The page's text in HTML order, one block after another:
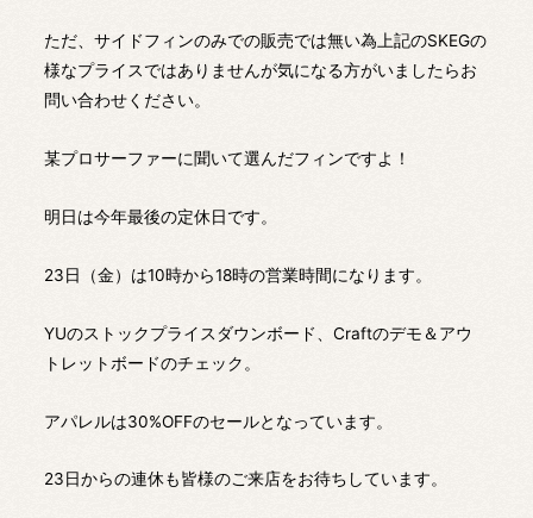
ただ、サイドフィンのみでの販売では無い為上記のSKEGの
様なプライスではありませんが気になる方がいましたらお
問い合わせください。
某プロサーファーに聞いて選んだフィンですよ！
明日は今年最後の定休日です。
23日（金）は10時から18時の営業時間になります。
YUのストックプライスダウンボード、Craftのデモ＆アウ
トレットボードのチェック。
アパレルは30%OFFのセールとなっています。
23日からの連休も皆様のご来店をお待ちしています。